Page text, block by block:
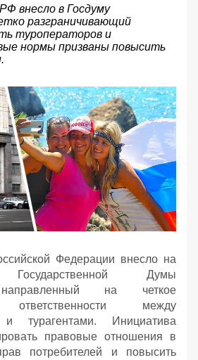
внесло в Госдуму
разграничивающий
туроператоров и
нормы призваны повысить
Федерации внесло на
Государственной Думы
направленный на четкое
ответственности между
и турагентами. Инициатива
правовые отношения в
потребителей и повысить